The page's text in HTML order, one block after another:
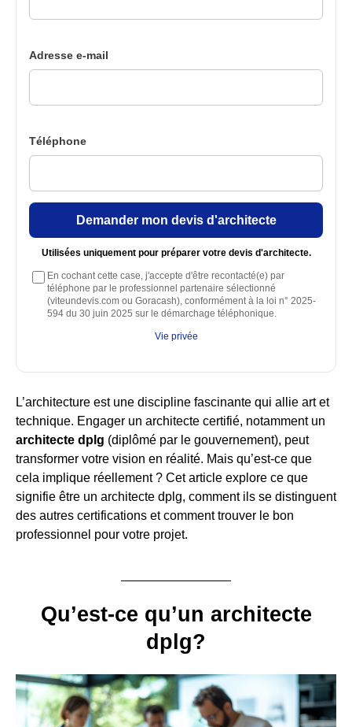
Adresse e-mail
Téléphone
Demander mon devis d'architecte
Utilisées uniquement pour préparer votre devis d'architecte.
En cochant cette case, j'accepte d'être recontacté(e) par
téléphone par le professionnel partenaire sélectionné
(viteundevis.com ou Goracash), conformément à la loi n° 2025-
594 du 30 juin 2025 sur le démarchage téléphonique.
Vie privée
L’architecture est une discipline fascinante qui allie art et
technique. Engager un architecte certifié, notamment un
architecte dplg (diplômé par le gouvernement), peut
transformer votre vision en réalité. Mais qu’est-ce que
cela implique réellement ? Cet article explore ce que
signifie être un architecte dplg, comment ils se distinguent
des autres certifications et comment trouver le bon
professionnel pour votre projet.
Qu’est-ce qu’un architecte
dplg?